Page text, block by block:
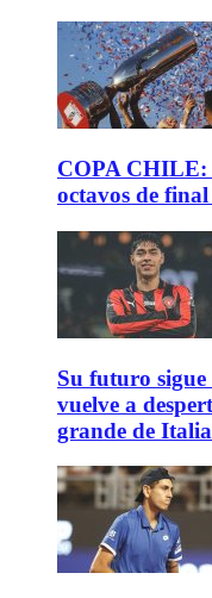
COPA CHILE:
octavos de
Su futuro
vuelve a
grande de Italia